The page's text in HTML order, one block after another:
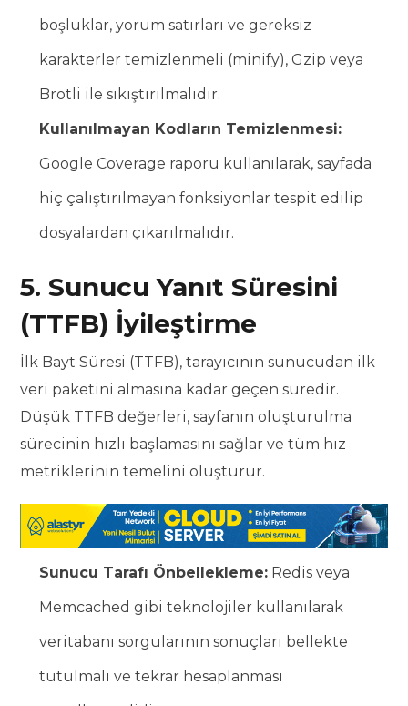
boşluklar, yorum satırları ve gereksiz
karakterler temizlenmeli (minify), Gzip veya
Brotli ile sıkıştırılmalıdır.
Kullanılmayan Kodların Temizlenmesi:
Google Coverage raporu kullanılarak, sayfada
hiç çalıştırılmayan fonksiyonlar tespit edilip
dosyalardan çıkarılmalıdır.
5. Sunucu Yanıt Süresini
(TTFB) İyileştirme
İlk Bayt Süresi (TTFB), tarayıcının sunucudan ilk
veri paketini almasına kadar geçen süredir.
Düşük TTFB değerleri, sayfanın oluşturulma
sürecinin hızlı başlamasını sağlar ve tüm hız
metriklerinin temelini oluşturur.
Sunucu Tarafı Önbellekleme: Redis veya
Memcached gibi teknolojiler kullanılarak
veritabanı sorgularının sonuçları bellekte
tutulmalı ve tekrar hesaplanması